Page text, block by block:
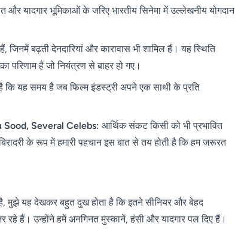
और यादगार भूमिकाओं के जरिए भारतीय सिनेमा में उल्लेखनीय योगदान
जिनमें बढ़ती देनदारियां और कारावास भी शामिल हैं। यह स्थिति
परिणाम है जो नियंत्रण से बाहर हो गए।
कि यह समय है जब फिल्म इंडस्ट्री अपने एक साथी के प्रति
Sood, Several Celebs: आर्थिक संकट किसी को भी प्रभावित
के रूप में हमारी पहचान इस बात से तय होती है कि हम जरूरत
मुझे यह देखकर बहुत दुख होता है कि इतने सीनियर और बेहद
रहे हैं। उन्होंने हमें अनगिनत मुस्कानें, हंसी और यादगार पल दिए हैं।